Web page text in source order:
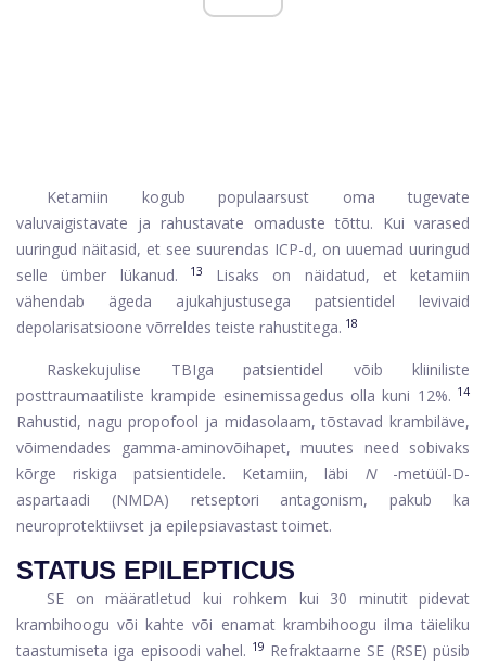
Ketamiin kogub populaarsust oma tugevate
valuvaigistavate ja rahustavate omaduste tõttu. Kui varased
uuringud näitasid, et see suurendas ICP-d, on uuemad uuringud
selle ümber lükanud. 13
Lisaks on näidatud, et ketamiin
vähendab ägeda ajukahjustusega patsientidel levivaid
depolarisatsioone võrreldes teiste rahustitega. 18
Raskekujulise TBIga patsientidel võib kliiniliste
posttraumaatiliste krampide esinemissagedus olla kuni 12%. 14
Rahustid, nagu propofool ja midasolaam, tõstavad krambiläve,
võimendades gamma-aminovõihapet, muutes need sobivaks
kõrge riskiga patsientidele. Ketamiin, läbi N-metüül-D-
aspartaadi (NMDA) retseptori antagonism, pakub ka
neuroprotektiivset ja epilepsiavastast toimet.
STATUS EPILEPTICUS
SE on määratletud kui rohkem kui 30 minutit pidevat
krambihoogu või kahte või enamat krambihoogu ilma täieliku
taastumiseta iga episoodi vahel. 19 Refraktaarne SE (RSE) püsib